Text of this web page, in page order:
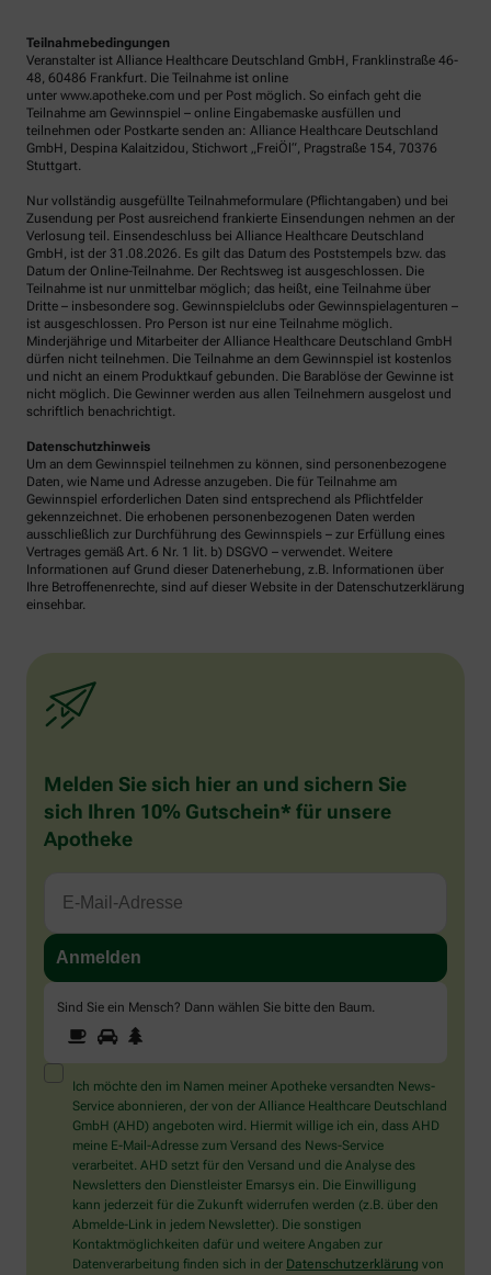
Teilnahmebedingungen
Veranstalter ist Alliance Healthcare Deutschland GmbH, Franklinstraße 46-
48, 60486 Frankfurt. Die Teilnahme ist online
unter www.apotheke.com und per Post möglich. So einfach geht die
Teilnahme am Gewinnspiel – online Eingabemaske ausfüllen und
teilnehmen oder Postkarte senden an: Alliance Healthcare Deutschland
GmbH, Despina Kalaitzidou, Stichwort „FreiÖl“, Pragstraße 154, 70376
Stuttgart.
Nur vollständig ausgefüllte Teilnahmeformulare (Pflichtangaben) und bei
Zusendung per Post ausreichend frankierte Einsendungen nehmen an der
Verlosung teil. Einsendeschluss bei Alliance Healthcare Deutschland
GmbH, ist der 31.08.2026. Es gilt das Datum des Poststempels bzw. das
Datum der Online-Teilnahme. Der Rechtsweg ist ausgeschlossen. Die
Teilnahme ist nur unmittelbar möglich; das heißt, eine Teilnahme über
Dritte – insbesondere sog. Gewinnspielclubs oder Gewinnspielagenturen –
ist ausgeschlossen. Pro Person ist nur eine Teilnahme möglich.
Minderjährige und Mitarbeiter der Alliance Healthcare Deutschland GmbH
dürfen nicht teilnehmen. Die Teilnahme an dem Gewinnspiel ist kostenlos
und nicht an einem Produktkauf gebunden. Die Barablöse der Gewinne ist
nicht möglich. Die Gewinner werden aus allen Teilnehmern ausgelost und
schriftlich benachrichtigt.
Datenschutzhinweis
Um an dem Gewinnspiel teilnehmen zu können, sind personenbezogene
Daten, wie Name und Adresse anzugeben. Die für Teilnahme am
Gewinnspiel erforderlichen Daten sind entsprechend als Pflichtfelder
gekennzeichnet. Die erhobenen personenbezogenen Daten werden
ausschließlich zur Durchführung des Gewinnspiels – zur Erfüllung eines
Vertrages gemäß Art. 6 Nr. 1 lit. b) DSGVO – verwendet. Weitere
Informationen auf Grund dieser Datenerhebung, z.B. Informationen über
Ihre Betroffenenrechte, sind auf dieser Website in der Datenschutzerklärung
einsehbar.
Melden Sie sich hier an und sichern Sie
sich Ihren 10% Gutschein* für unsere
Apotheke
Sind Sie ein Mensch? Dann wählen Sie bitte den Baum.
Sind
Sie
ein
Mensch?
Dann
wählen
Sie
bitte
den
Baum.
1 2
Ich möchte den im Namen meiner Apotheke versandten News-
Service abonnieren, der von der Alliance Healthcare Deutschland
GmbH (AHD) angeboten wird. Hiermit willige ich ein, dass AHD
meine E-Mail-Adresse zum Versand des News-Service
verarbeitet. AHD setzt für den Versand und die Analyse des
Newsletters den Dienstleister Emarsys ein. Die Einwilligung
kann jederzeit für die Zukunft widerrufen werden (z.B. über den
Abmelde-Link in jedem Newsletter). Die sonstigen
Kontaktmöglichkeiten dafür und weitere Angaben zur
Datenverarbeitung finden sich in der Datenschutzerklärung von